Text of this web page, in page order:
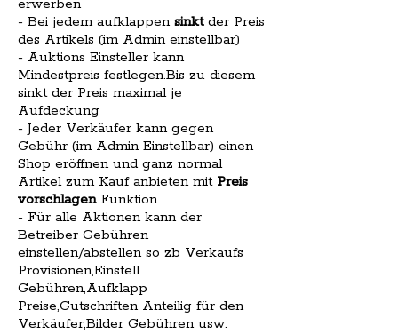
erwerben
- Bei jedem aufklappen sinktder Preis
des Artikels (im Admin einstellbar)
- Auktions Einsteller kann
Mindestpreis festlegen.Bis zu diesem
sinkt der Preis maximal je
Aufdeckung
- Jeder Verkäufer kann gegen
Gebühr (im Admin Einstellbar) einen
Shop eröffnen und ganz normal
Artikel zum Kauf anbieten mit Preis
vorschlagenFunktion
- Für alle Aktionen kann der
Betreiber Gebühren
einstellen/abstellen so zb Verkaufs
Provisionen,Einstell
Gebühren,Aufklapp
Preise,Gutschriften Anteilig für den
Verkäufer,Bilder Gebühren usw.